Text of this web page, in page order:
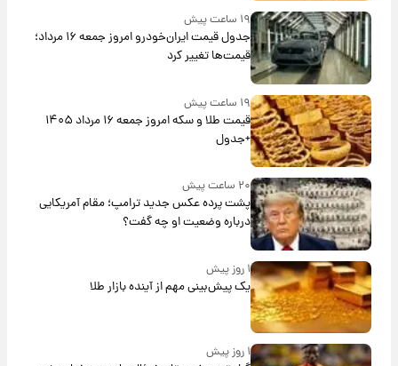
۱۹ ساعت پیش
جدول قیمت ایران‌خودرو امروز جمعه ۱۶ مرداد؛
قیمت‌ها تغییر کرد
۱۹ ساعت پیش
قیمت طلا و سکه امروز جمعه ۱۶ مرداد ۱۴۰۵
+جدول
۲۰ ساعت پیش
پشت پرده عکس جدید ترامپ؛ مقام آمریکایی
درباره وضعیت او چه گفت؟
۱ روز پیش
یک پیش‌بینی مهم از آینده بازار طلا
۱ روز پیش